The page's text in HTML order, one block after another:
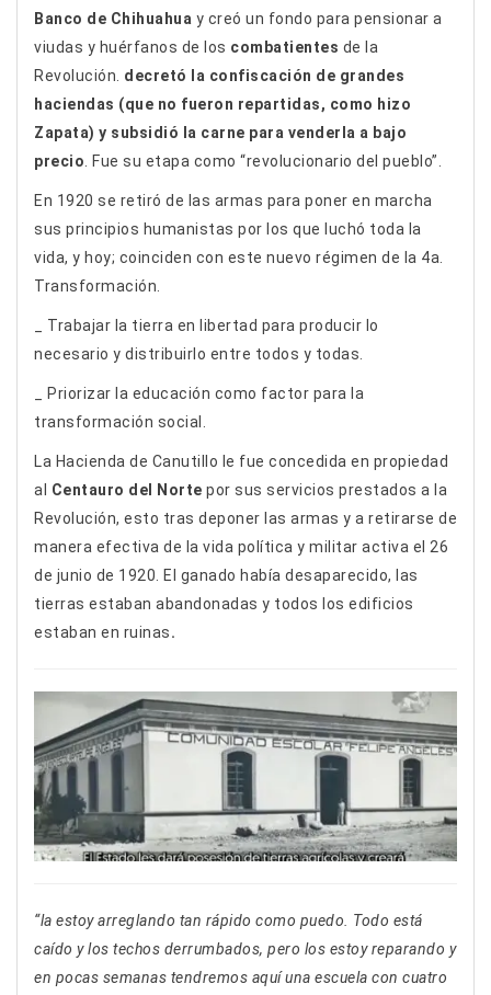
Banco de Chihuahua y creó un fondo para pensionar a
viudas y huérfanos de los combatientes de la
Revolución. decretó la confiscación de grandes
haciendas (que no fueron repartidas, como hizo
Zapata) y subsidió la carne para venderla a bajo
precio. Fue su etapa como “revolucionario del pueblo”.
En 1920 se retiró de las armas para poner en marcha
sus principios humanistas por los que luchó toda la
vida, y hoy; coinciden con este nuevo régimen de la 4a.
Transformación.
_ Trabajar la tierra en libertad para producir lo
necesario y distribuirlo entre todos y todas.
_ Priorizar la educación como factor para la
transformación social.
La Hacienda de Canutillo le fue concedida en propiedad
al Centauro del Norte por sus servicios prestados a la
Revolución, esto tras deponer las armas y a retirarse de
manera efectiva de la vida política y militar activa el 26
de junio de 1920. El ganado había desaparecido, las
tierras estaban abandonadas y todos los edificios
estaban en ruinas.
“la estoy arreglando tan rápido como puedo. Todo está
caído y los techos derrumbados, pero los estoy reparando y
en pocas semanas tendremos aquí una escuela con cuatro